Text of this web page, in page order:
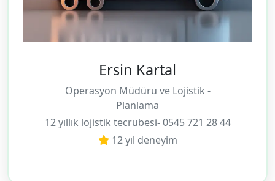
Ersin Kartal
Operasyon Müdürü ve Lojistik -
Planlama
12 yıllık lojistik tecrübesi- 0545 721 28 44
12 yıl deneyim